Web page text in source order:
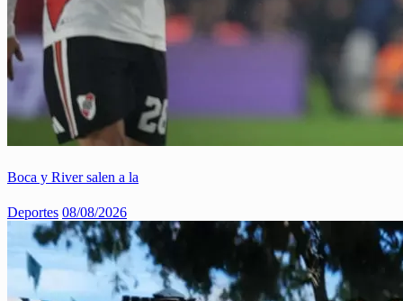
Boca y River salen a la
Deportes 08/08/2026